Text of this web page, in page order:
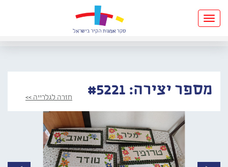
Toggle
navigation
מספר יצירה: #5221 חזרה לגלרייה >>